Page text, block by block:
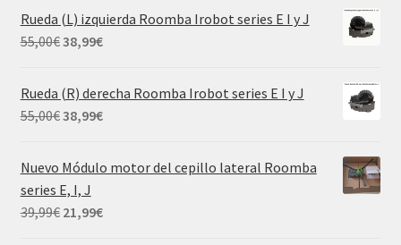
original
era:
69,99€.
actual
Rueda (L) izquierda Roomba Irobot series E I y J
55,00€ El
original
era:
55,00€.
38,99€El
actual
Rueda (R) derecha Roomba Irobot series E I y J
55,00€ El
original
era:
55,00€.
38,99€El
Nuevo Módulo motor del cepillo lateral Roomba
series E, I, J
39,99€ El
21,99€El